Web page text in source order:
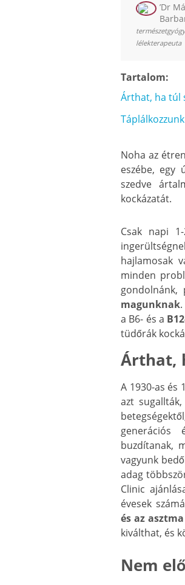
’Dr
lélekterapeuta
Tartalom:
Árthat, ha túl
Noha az
eszébe, egy
szedve
kockázatát.
Csak napi
hajlamosak
minden
gondolnánk,
magunknak
a B6- és a
tüdőrák
Árthat,
A 1930-as és
azt
generációs
buzdítanak,
vagyunk
adag
Clinic
évesek
és az
kiválthat, és
Nem